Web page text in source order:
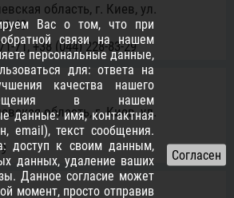
область, г. Киев, ул.
48
71, +38 (044) 228-83-29
область, г. Киев, ул.
Вас о том, что при
связи на нашем
персональные данные,
для: ответа на
качества нашего
в нашем
данные: имя, контактная
email), текст сообщения.
доступ к своим данным,
данных, удаление ваших
Данное согласие может
момент, просто отправив